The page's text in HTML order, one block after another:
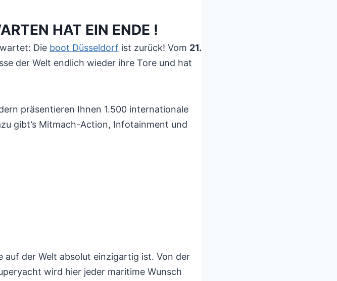
HAT EIN ENDE !
Die boot Düsseldorf ist zurück! Vom 21.
der Welt endlich wieder ihre Tore und hat
präsentieren Ihnen 1.500 internationale
gibt’s Mitmach-Action, Infotainment und
der Welt absolut einzigartig ist. Von der
wird hier jeder maritime Wunsch